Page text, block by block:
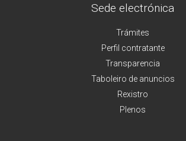
Sede electrónica
Trámites
Perfil contratante
Transparencia
Taboleiro de anuncios
Rexistro
Plenos